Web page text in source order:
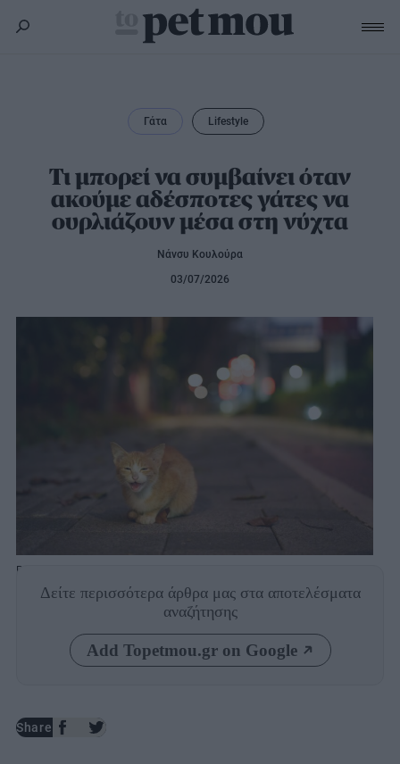
Εκπαίδευση
Lifestyle
Υγεία
Διατροφή
Εκπαίδευση
Άλλα κατοικίδια
Υγεία
Προϊόντα
Lifestyle
Γάτα
Τι μπορεί να συμβαίνει όταν
ακούμε αδέσποτες γάτες να
ουρλιάζουν μέσα στη νύχτα
Νάνσυ Κουλούρα
03/07/2026
Photo: Shutterstock
Δείτε περισσότερα άρθρα μας στα αποτελέσματα
αναζήτησης
Add Topetmou.gr on Google
Share